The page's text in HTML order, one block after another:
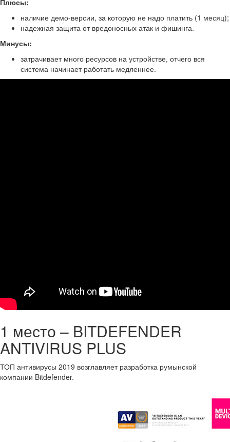
Плюсы:
наличие демо-версии, за которую не надо платить (1 месяц);
надежная защита от вредоносных атак и фишинга.
Минусы:
затрачивает много ресурсов на устройстве, отчего вся
система начинает работать медленнее.
1 место – BITDEFENDER
ANTIVIRUS PLUS
ТОП антивирусы 2019 возглавляет разработка румынской
компании Bitdefender.